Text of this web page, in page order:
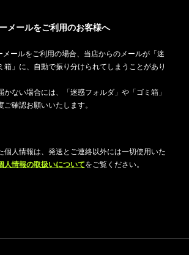
メールをご利用のお客様へ
ールをご利用の場合、当店からのメールが「迷
箱」に、自動で振り分けられてしまうことがあり
かない場合には、「迷惑フォルダ」や「ゴミ箱」
確認お願いいたします。
個人情報は、発送とご連絡以外には一切使用いた
人情報の取扱いについてをご覧ください。